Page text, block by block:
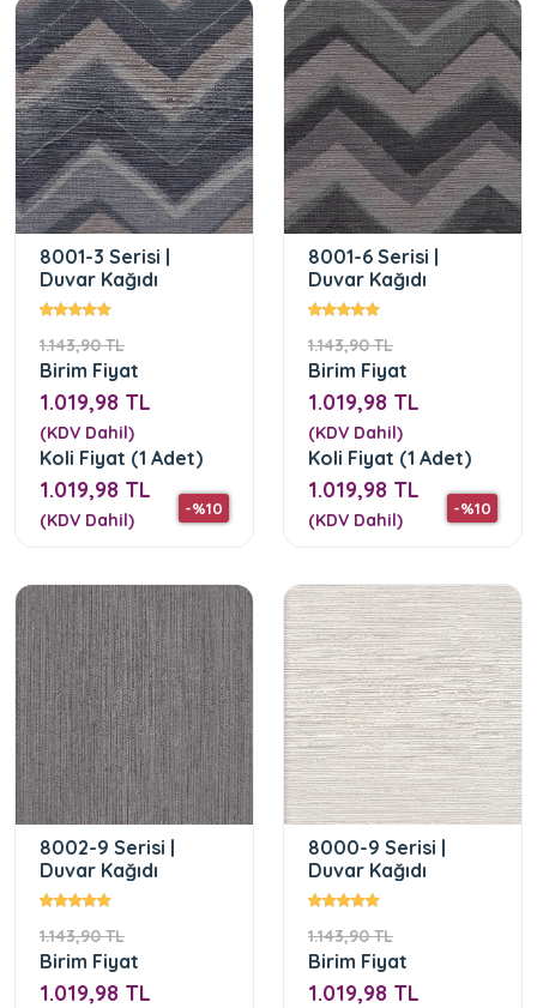
8001-3 Serisi |
Duvar Kağıdı
1.143,90 TL
-%10
Birim Fiyat
1.019,98 TL
(KDV Dahil)
Koli Fiyat (1 Adet)
1.019,98 TL
(KDV Dahil)
8001-6 Serisi |
Duvar Kağıdı
1.143,90 TL
-%10
Birim Fiyat
1.019,98 TL
(KDV Dahil)
Koli Fiyat (1 Adet)
1.019,98 TL
(KDV Dahil)
8002-9 Serisi |
Duvar Kağıdı
1.143,90 TL
Birim Fiyat
1.019,98 TL
8000-9 Serisi |
Duvar Kağıdı
1.143,90 TL
Birim Fiyat
1.019,98 TL